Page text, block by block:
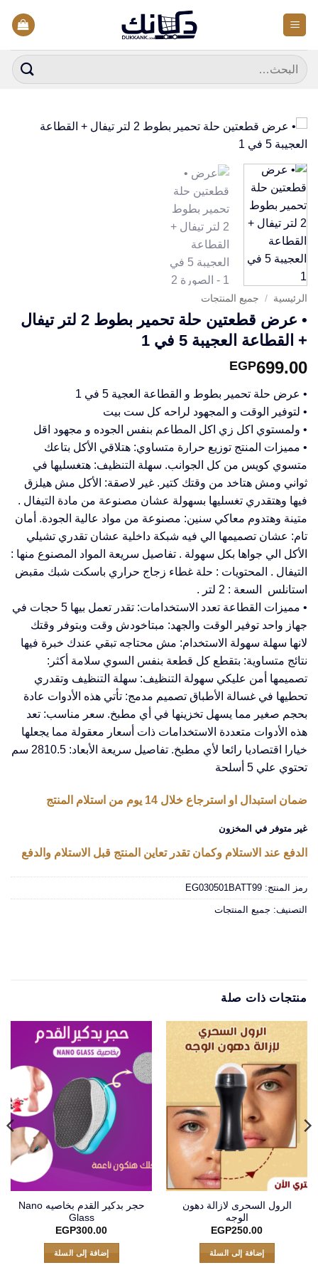
للمحتوى
البحث
عن:
الرئيسية / جميع المنتجات
• عرض قطعتين حلة تحمير بطوط 2 لتر تيفال
+ القطاعة العجيبة 5 في 1
EGP699.00
• عرض حلة تحمير بطوط و القطاعة العجية 5 في 1
• لتوفير الوقت و المجهود لراحه كل ست بيت
• ولمستوي اكل زي اكل المطاعم بنفس الجوده و مجهود اقل
• مميزات المنتج توزيع حرارة متساوي: هتلاقي الأكل بتاعك
متسوي كويس من كل الجوانب. سهلة التنظيف: هتغسليها في
ثواني ومش هتاخد من وقتك كتير. غير لاصقة: الأكل مش هيلزق
فيها وهتقدري تغسليها بسهولة عشان مصنوعة من مادة التيفال .
متينة وهتدوم معاكي سنين: مصنوعة من مواد عالية الجودة. أمان
تام: عشان تصميمها الي فيه شبكة داخلية عشان تقدري تشيلي
الأكل الي جواها بكل سهولة . تفاصيل سريعة المواد المصنوع منها :
التيفال . المحتويات : حلة غطاء زجاج حراري باسكت شبك مقبض
استانلس السعة : 2 لتر .
• مميزات القطاعة تعدد الاستخدامات: تقدر تعمل بيها 5 حجات في
جهاز واحد توفير الوقت والجهد: مبتاخودش وقت وبتوفر وقتك
لانها سهلة سهولة الاستخدام: مش محتاجه تبقي عندك خبرة فيها
نتائج متساوية: بتقطع كل قطعة بنفس السوي سلامة أكثر:
تصميمها أمن عليكي سهولة التنظيف: سهلة التنظيف وتقدري
تحطيها في غسالة الأطباق تصميم مدمج: تأتي هذه الأدوات عادة
بحجم صغير مما يسهل تخزينها في أي مطبخ. سعر مناسب: تعد
هذه الأدوات متعددة الاستخدامات ذات أسعار معقولة مما يجعلها
خيارا اقتصاديا رائعا لأي مطبخ. تفاصيل سريعة الأبعاد: 2810.5 سم
تحتوي علي 5 أسلحة
ضمان استبدال او استرجاع خلال 14 يوم من استلام المنتج
غير متوفر في المخزون
الدفع عند الاستلام وكمان تقدر تعاين المنتج قبل الاستلام والدفع
رمز المنتج: EG030501BATT99
التصنيف: جميع المنتجات
منتجات ذات صلة
الرول السحرى لازالة دهون
الوجه
EGP250.00
إضافة إلى السلة
حجر بدكير القدم بخاصيه Nano
Glass
EGP300.00
إضافة إلى السلة